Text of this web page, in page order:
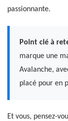
passionnante.
Point clé à
marque une
Avalanche,
placé pour en
Et vous, pensez-